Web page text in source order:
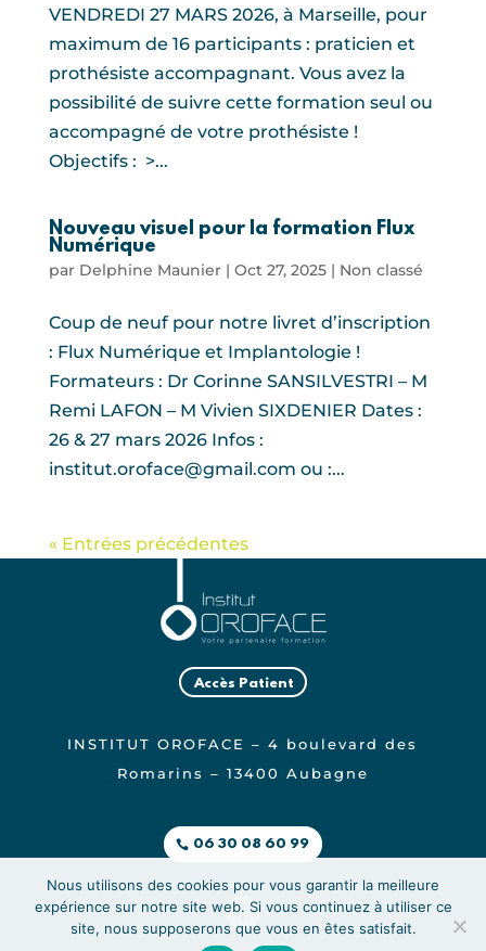
VENDREDI 27 MARS 2026, à Marseille, pour
maximum de 16 participants : praticien et
prothésiste accompagnant. Vous avez la
possibilité de suivre cette formation seul ou
accompagné de votre prothésiste !
Objectifs : >...
Nouveau visuel pour la formation Flux
Numérique
par Delphine Maunier| Oct 27, 2025| Non classé
Coup de neuf pour notre livret d’inscription
: Flux Numérique et Implantologie !
Formateurs : Dr Corinne SANSILVESTRI – M
Remi LAFON – M Vivien SIXDENIER Dates :
26 & 27 mars 2026 Infos :
institut.oroface@gmail.com ou :...
« Entrées précédentes
Accès Patient
INSTITUT OROFACE – 4 boulevard des
Romarins – 13400 Aubagne
06 30 08 60 99
Nous utilisons des cookies pour vous garantir la meilleure
expérience sur notre site web. Si vous continuez à utiliser ce
site, nous supposerons que vous en êtes satisfait.